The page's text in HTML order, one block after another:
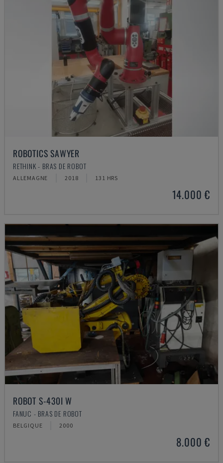
ROBOTICS SAWYER
RETHINK - BRAS DE ROBOT
ALLEMAGNE 2018 131 HRS
14.000 €
ROBOT S-430I W
FANUC - BRAS DE ROBOT
BELGIQUE 2000
8.000 €